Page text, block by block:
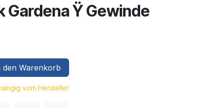
Ÿ Gewinde
den Warenkorb
vom Hersteller